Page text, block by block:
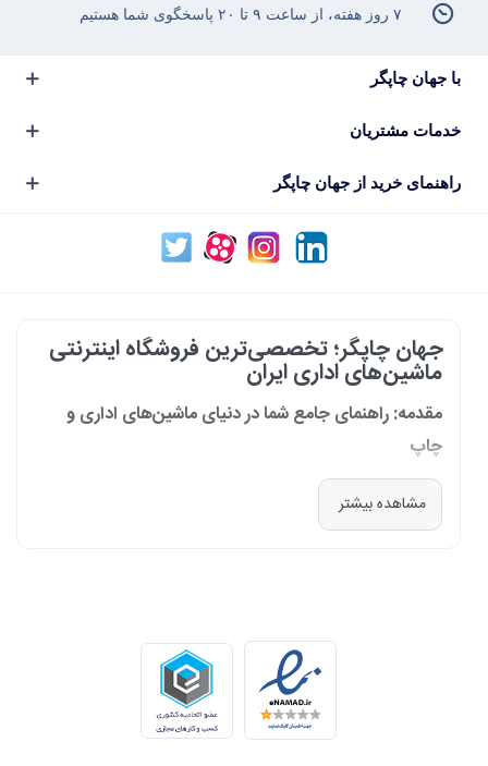
با جهان چاپگر
خدمات مشتریان
راهنمای خرید از جهان چاپگر
۷ روز هفته، از ساعت ۹ تا ۲۰ پاسخگوی شما هستیم
جهان چاپگر؛ تخصصی‌ترین فروشگاه اینترنتی
ماشین‌های اداری ایران
مقدمه: راهنمای جامع شما در دنیای ماشین‌های اداری و
چاپ
در دنیای پرشتاب امروز که کسب‌وکارها و سازمان‌ها برای افزایش بهره‌وری خود به
فناوری‌های نوین وابسته‌اند، دسترسی به ابزارهای کارآمد و قابل اعتماد یک
ما، ارائه راهکارهای جامع، از مشاوره پیش از خرید تا پشتیبانی پس از فروش،
برای سازمان‌ها، شرکت‌ها و کاربران خانگی است.
طیف کاملی از محصولات برای هر نیازی
ما در جهان چاپگر، مجموعه‌ای گسترده از برترین برندهای جهانی را گرد هم
مشاهده بیشتر